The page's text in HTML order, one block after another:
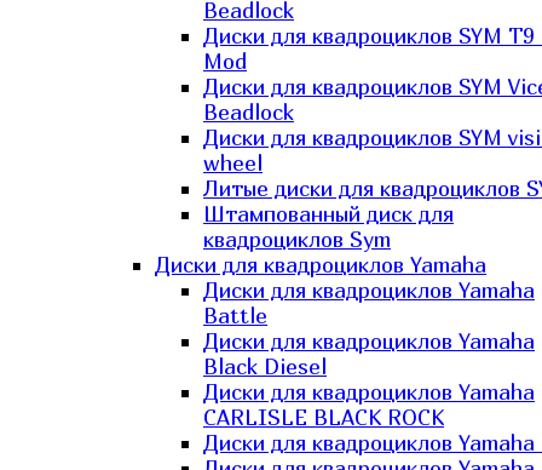
Beadlock
Диски для квадроциклов SYM T9
Mod
Диски для квадроциклов SYM
Beadlock
Диски для квадроциклов SYM
wheel
Литые диски для квадроциклов
Штампованный диск для
квадроциклов Sym
Диски для квадроциклов Yamaha
Диски для квадроциклов Yamaha
Battle
Диски для квадроциклов Yamaha
Black Diesel
Диски для квадроциклов Yamaha
CARLISLE BLACK ROCK
Диски для квадроциклов Yamaha